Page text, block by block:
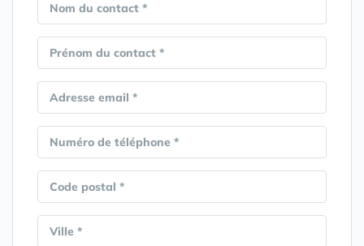
Nom du contact *
Prénom du contact *
Adresse email *
Numéro de téléphone *
Code postal *
Ville *